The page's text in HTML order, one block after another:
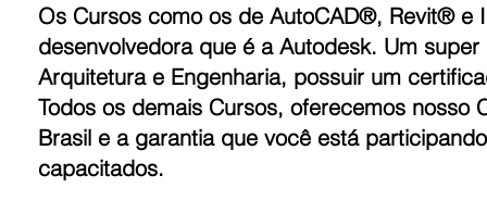
Os Cursos como os de AutoCAD®, Revit®
desenvolvedora que é a Autodesk. Um
Arquitetura e Engenharia, possuir um
Todos os demais Cursos, oferecemos
Brasil e a garantia que você está
capacitados.